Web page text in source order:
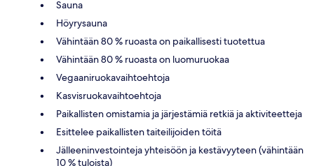
Sauna
Höyrysauna
Vähintään 80 % ruoasta on paikallisesti tuotettua
Vähintään 80 % ruoasta on luomuruokaa
Vegaaniruokavaihtoehtoja
Kasvisruokavaihtoehtoja
Paikallisten omistamia ja järjestämiä retkiä ja aktiviteetteja
Esittelee paikallisten taiteilijoiden töitä
Jälleeninvestointeja yhteisöön ja kestävyyteen (vähintään
10 % tuloista)